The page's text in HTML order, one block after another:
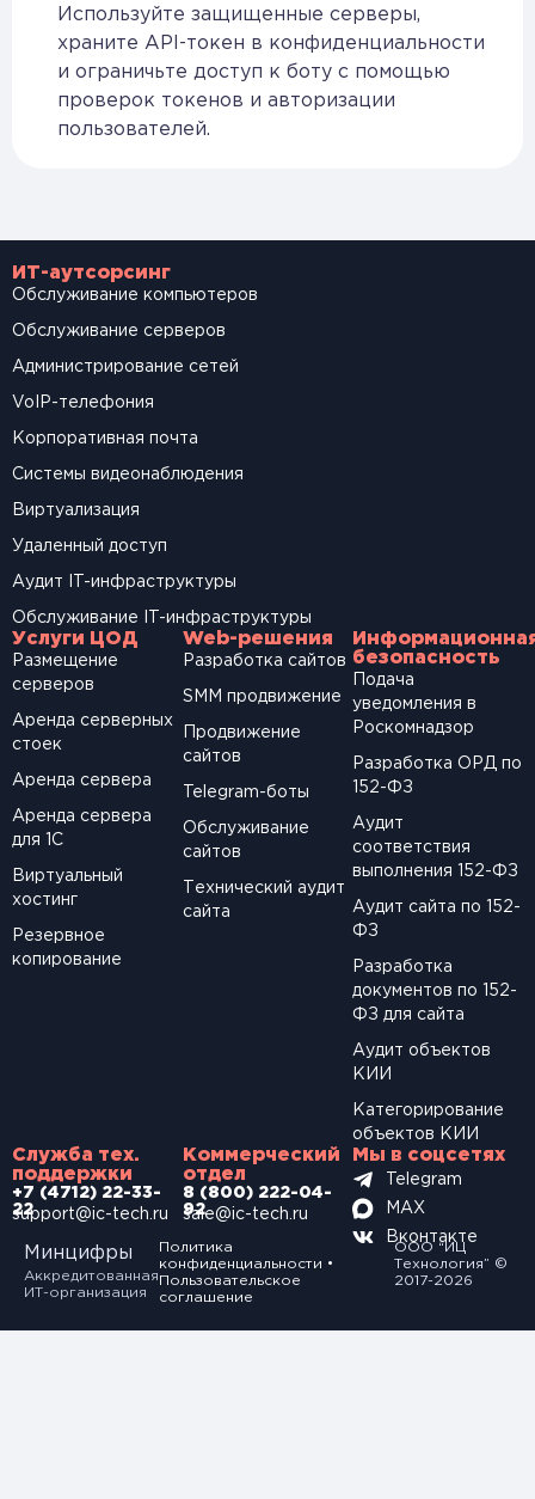
Используйте защищенные серверы,
храните API-токен в конфиденциальности
и ограничьте доступ к боту с помощью
проверок токенов и авторизации
пользователей.
ИТ-аутсорсинг
Обслуживание компьютеров
Обслуживание серверов
Администрирование сетей
VoIP-телефония
Корпоративная почта
Системы видеонаблюдения
Виртуализация
Удаленный доступ
Аудит IT-инфраструктуры
Обслуживание IT-инфраструктуры
Услуги ЦОД
Размещение
серверов
Аренда серверных
стоек
Аренда сервера
Аренда сервера
для 1С
Виртуальный
хостинг
Резервное
копирование
Web-решения
Разработка сайтов
SМM продвижение
Продвижение
сайтов
Telegram-боты
Обслуживание
сайтов
Технический аудит
сайта
безопасность
Подача
уведомления в
Роскомнадзор
Разработка ОРД по
152-ФЗ
Аудит
соответствия
выполнения 152-ФЗ
Аудит сайта по 152-
ФЗ
Разработка
документов по 152-
ФЗ для сайта
Аудит объектов
КИИ
Категорирование
объектов КИИ
Служба тех.
поддержки
+7 (4712) 22-33-
22
support@ic-tech.ru
Коммерческий
отдел
8 (800) 222-04-
92
sale@ic-tech.ru
Мы в соцсетях
Telegram
MAX
Вконтакте
Минцифры
Аккредитованная
ИТ-организация
Политика
конфиденциальности •
Пользовательское
соглашение
ООО “ИЦ
Технология” ©
2017-2026